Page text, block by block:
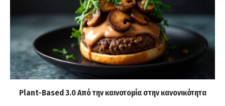
Plant-Based 3.0 Από την καινοτομία στην κανονικότητα